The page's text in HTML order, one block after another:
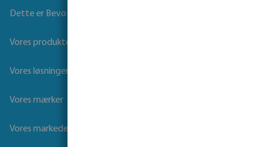
Dette er Bevo
Vores produkter
Vores løsninger
Vores mærker
Vores markeder